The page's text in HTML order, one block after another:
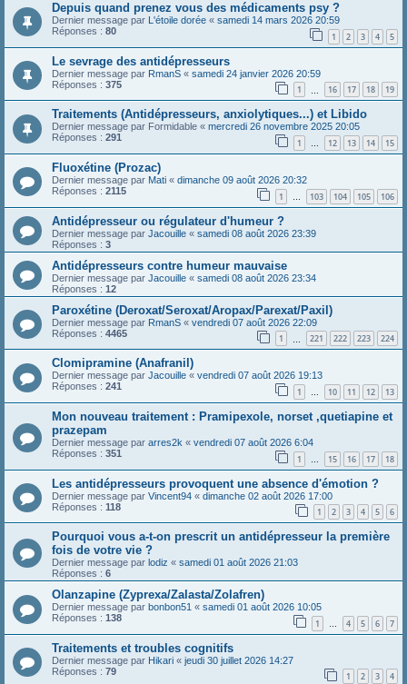
Depuis quand prenez vous des médicaments psy ?
Dernier message par L'étoile dorée « samedi 14 mars 2026 20:59
Réponses : 80 1 2 3 4 5
Le sevrage des antidépresseurs
Dernier message par RmanS « samedi 24 janvier 2026 20:59
Réponses : 375 1 16 17 18 19
Traitements (Antidépresseurs, anxiolytiques...) et Libido
Dernier message par Formidable « mercredi 26 novembre 2025 20:05
Réponses : 291 1 … 12 13 14 15
Fluoxétine (Prozac)
Dernier message par Mati « dimanche 09 août 2026 20:32
Réponses : 2115 1 … 103 104 105 106
Antidépresseur ou régulateur d'humeur ?
Dernier message par Jacouille « samedi 08 août 2026 23:39
Réponses : 3
Antidépresseurs contre humeur mauvaise
Dernier message par Jacouille « samedi 08 août 2026 23:34
Réponses : 12
Paroxétine (Deroxat/Seroxat/Aropax/Parexat/Paxil)
Dernier message par RmanS « vendredi 07 août 2026 22:09
Réponses : 4465 1 221 222 223 224
Clomipramine (Anafranil)
Dernier message par Jacouille « vendredi 07 août 2026 19:13
Réponses : 241 1 … 10 11 12 13
Mon nouveau traitement : Pramipexole, norset ,quetiapine et
prazepam
Dernier message par arres2k « vendredi 07 août 2026 6:04
Réponses : 351 1 … 15 16 17 18
Les antidépresseurs provoquent une absence d'émotion ?
Dernier message par Vincent94 « dimanche 02 août 2026 17:00
Réponses : 118 1 2 3 4 5 6
Pourquoi vous a-t-on prescrit un antidépresseur la première
fois de votre vie ?
Dernier message par lodiz « samedi 01 août 2026 21:03
Réponses : 6
Olanzapine (Zyprexa/Zalasta/Zolafren)
Dernier message par bonbon51 « samedi 01 août 2026 10:05
Réponses : 138 1 … 4 5 6 7
Traitements et troubles cognitifs
Dernier message par Hikari « jeudi 30 juillet 2026 14:27
Réponses : 79 1 2 3 4